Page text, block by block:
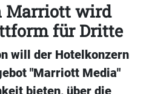
Marriott wird
für Dritte
will der Hotelkonzern
"Marriott Media"